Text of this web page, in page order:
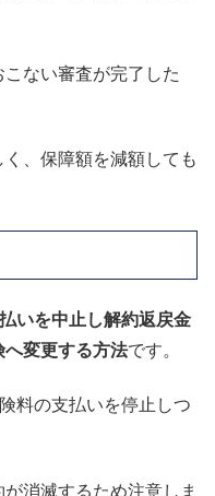
ない審査が完了した
、保障額を減額しても
いを中止し解約返戻金
へ変更する方法です。
料の支払いを停止しつ
消滅するため注意しま